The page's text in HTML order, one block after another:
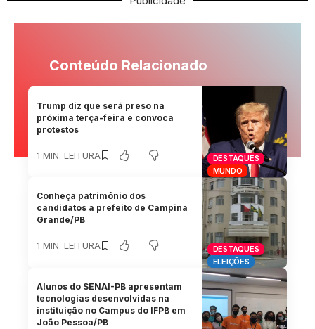
Conteúdo Relacionado
DESTAQUES
MUNDO
Trump diz que será preso na
próxima terça-feira e convoca
protestos
1 MIN. LEITURA
DESTAQUES
ELEIÇÕES
Conheça patrimônio dos
candidatos a prefeito de Campina
Grande/PB
1 MIN. LEITURA
Alunos do SENAI-PB apresentam
tecnologias desenvolvidas na
instituição no Campus do IFPB em
João Pessoa/PB